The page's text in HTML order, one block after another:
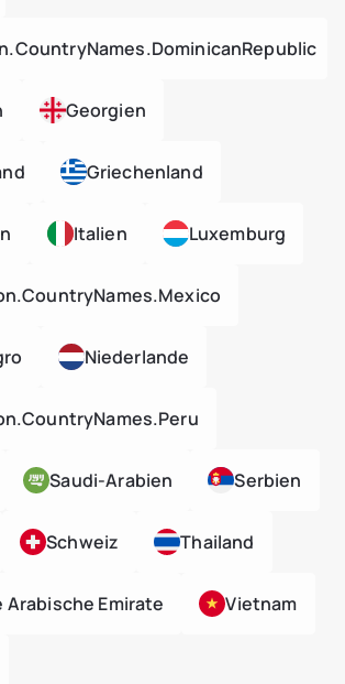
Georgien
Griechenland
Italien Luxemburg
Niederlande
Saudi-Arabien Serbien
Schweiz Thailand
Emirate Vietnam